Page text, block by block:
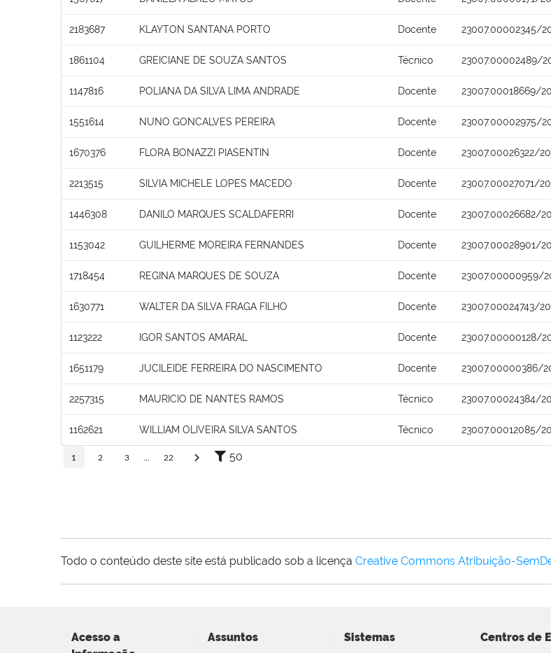
2183687 KLAYTON SANTANA PORTO Docente 23007.00002345/
1861104 GREICIANE DE SOUZA SANTOS Técnico 23007.00002489/
1147816 POLIANA DA SILVA LIMA ANDRADE Docente 23007.00018669/
1551614 NUNO GONCALVES PEREIRA Docente 23007.00002975/
1670376 FLORA BONAZZI PIASENTIN Docente 23007.00026322/
2213515 SILVIA MICHELE LOPES MACEDO Docente 23007.00027071/
1446308 DANILO MARQUES SCALDAFERRI Docente 23007.00026682/
1153042 GUILHERME MOREIRA FERNANDES Docente 23007.00028901/
1718454 REGINA MARQUES DE SOUZA Docente 23007.00000959/
1630771 WALTER DA SILVA FRAGA FILHO Docente 23007.00024743/
1123222 IGOR SANTOS AMARAL Docente 23007.00000128/
1651179 JUCILEIDE FERREIRA DO NASCIMENTO Docente 23007.00000386/
2257315 MAURICIO DE NANTES RAMOS Técnico 23007.00024384/
1162621 WILLIAM OLIVEIRA SILVA SANTOS Técnico 23007.00012085/
1 2 3 22 50
Todo o conteúdo deste site está publicado sob a licença Creative Commons Atribuição-
Acesso a
Assuntos Sistemas Centros de